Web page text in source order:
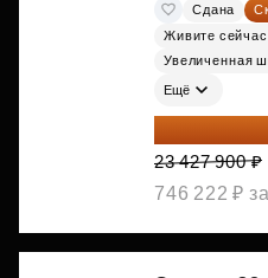
Сдана
Живите
Увеличенная
Ещё
20 147 994
23 427 900 ₽
746 222 ₽